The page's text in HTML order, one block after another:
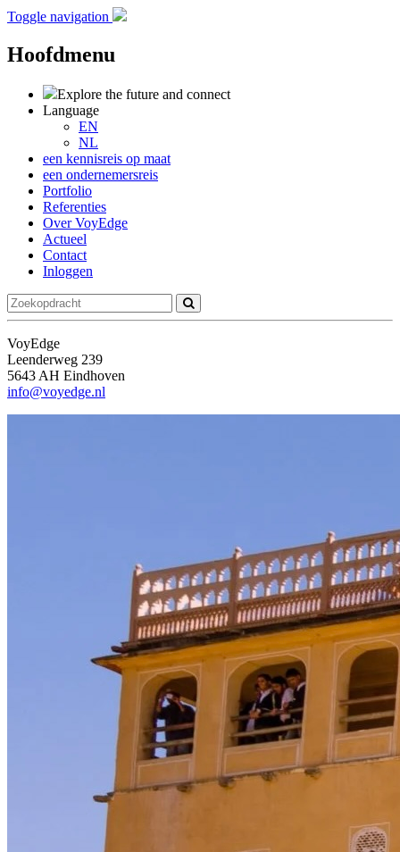
Toggle navigation
Hoofdmenu
Explore the future and connect
Language
EN
NL
een kennisreis op maat
een ondernemersreis
Portfolio
Referenties
Over VoyEdge
Actueel
Contact
Inloggen
VoyEdge
Leenderweg 239
5643 AH Eindhoven
info@voyedge.nl